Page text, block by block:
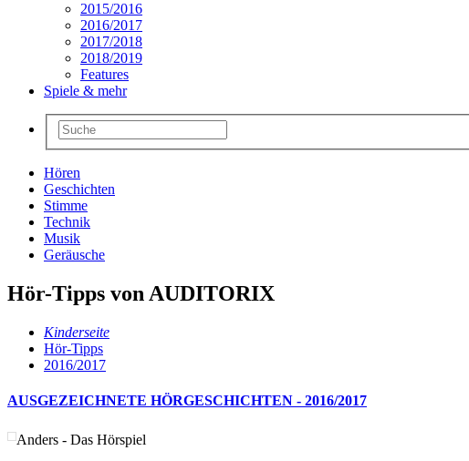
2015/2016
2016/2017
2017/2018
2018/2019
Features
Spiele & mehr
Hören
Geschichten
Stimme
Technik
Musik
Geräusche
Hör-Tipps von AUDITORIX
Kinderseite
Hör-Tipps
2016/2017
AUSGEZEICHNETE HÖRGESCHICHTEN - 2016/2017
Anders - Das Hörspiel